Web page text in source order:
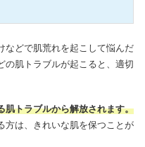
などで肌荒れを起こして悩んだ
の肌トラブルが起こると、適切
肌トラブルから解放されます。
方は、きれいな肌を保つことが